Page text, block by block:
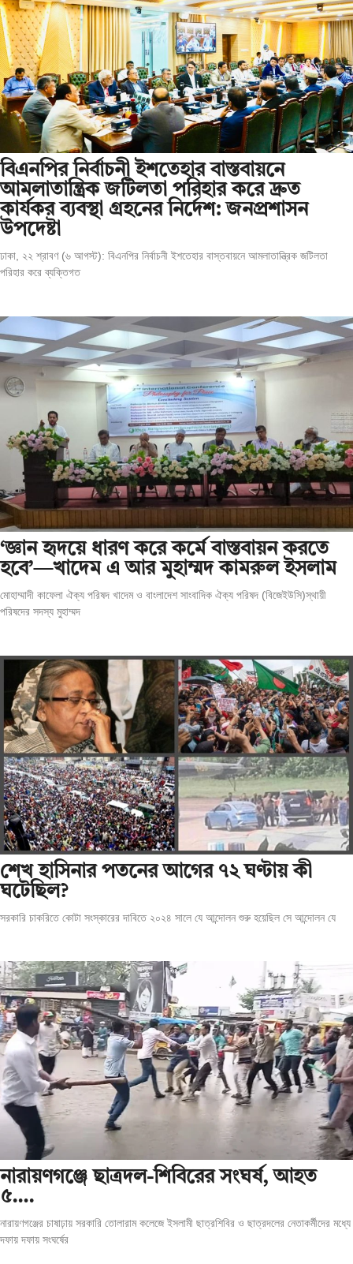
বিএনপির নির্বাচনী ইশতেহার বাস্তবায়নে
আমলাতান্ত্রিক জটিলতা পরিহার করে দ্রুত
কার্যকর ব্যবস্থা গ্রহনের নির্দেশ: জনপ্রশাসন
উপদেষ্টা
ঢাকা, ২২ শ্রাবণ (৬ আগস্ট): বিএনপির নির্বাচনী ইশতেহার বাস্তবায়নে আমলাতান্ত্রিক জটিলতা
পরিহার করে ব্যক্তিগত
‘জ্ঞান হৃদয়ে ধারণ করে কর্মে বাস্তবায়ন করতে
হবে’—খাদেম এ আর মুহাম্মদ কামরুল ইসলাম
মোহাম্মাদী কাফেলা ঐক্য পরিষদ খাদেম ও বাংলাদেশ সাংবাদিক ঐক্য পরিষদ (বিজেইউসি)স্থায়ী
পরিষদের সদস্য মুহাম্মদ
শেখ হাসিনার পতনের আগের ৭২ ঘণ্টায় কী
ঘটেছিল?
সরকারি চাকরিতে কোটা সংস্কারের দাবিতে ২০২৪ সালে যে আন্দোলন শুরু হয়েছিল সে আন্দোলন যে
‎নারায়ণগঞ্জে ছাত্রদল-শিবিরের সংঘর্ষ, আহত
৫….
নারায়ণগঞ্জের চাষাঢ়ায় সরকারি তোলারাম কলেজে ইসলামী ছাত্রশিবির ও ছাত্রদলের নেতাকর্মীদের মধ্যে
দফায় দফায় সংঘর্ষের